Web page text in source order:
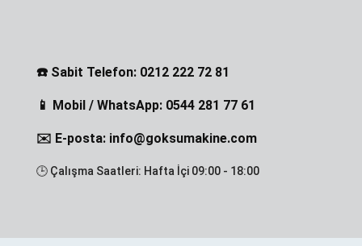
☎️ Sabit Telefon: 0212 222 72 81
📱 Mobil / WhatsApp: 0544 281 77 61
✉️ E-posta: info@goksumakine.com
🕒 Çalışma Saatleri: Hafta İçi 09:00 - 18:00